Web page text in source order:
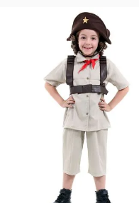
Infantil Festa Junina